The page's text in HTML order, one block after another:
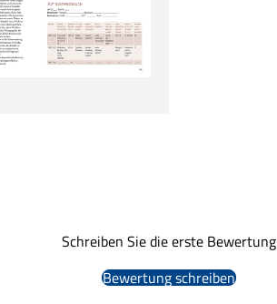
Schreiben Sie die erste Bewertung
Bewertung schreiben